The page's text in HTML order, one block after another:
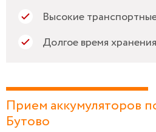
Высокие
Долгое время
Прием аккумуляторов
Бутово